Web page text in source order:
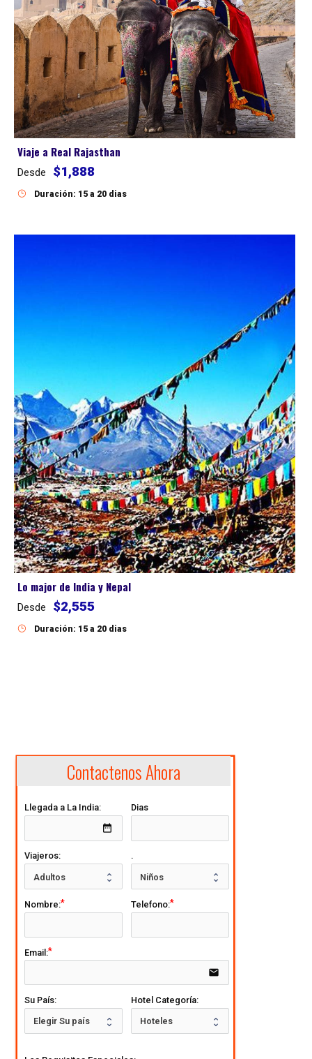
Viaje a Real Rajasthan
Desde $1,888
Duración: 15 a 20 dias
Lo major de India y Nepal
Desde $2,555
Duración: 15 a 20 dias
Contactenos Ahora
Llegada a La India:
date_range
Dias
Viajeros: .
Nombre: Telefono:
Email:
email
Su País: Hotel Categoría: